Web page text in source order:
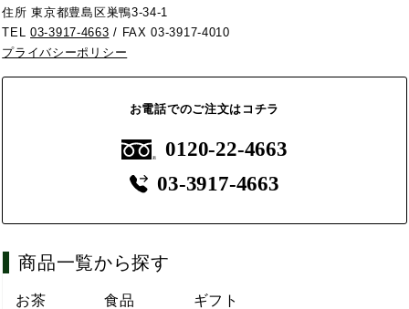
住所 東京都豊島区巣鴨3-34-1
TEL03-3917-4663 / FAX 03-3917-4010
プライバシーポリシー
お電話でのご注文はコチラ
0120-22-4663
03-3917-4663
商品一覧から探す
お茶 食品 ギフト